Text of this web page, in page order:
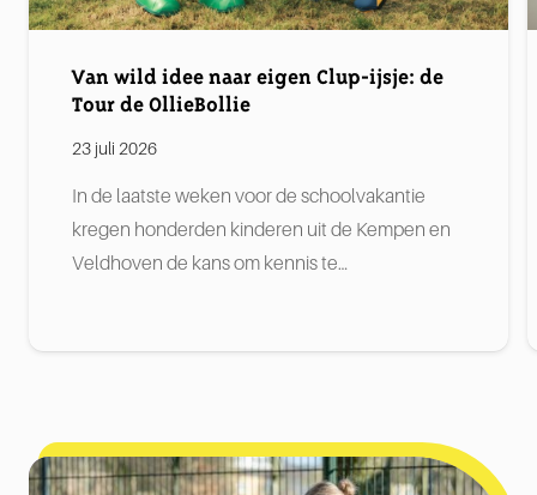
Van wild idee naar eigen Clup-ijsje: de
Tour de OllieBollie
23 juli 2026
In de laatste weken voor de schoolvakantie
kregen honderden kinderen uit de Kempen en
Veldhoven de kans om kennis te…